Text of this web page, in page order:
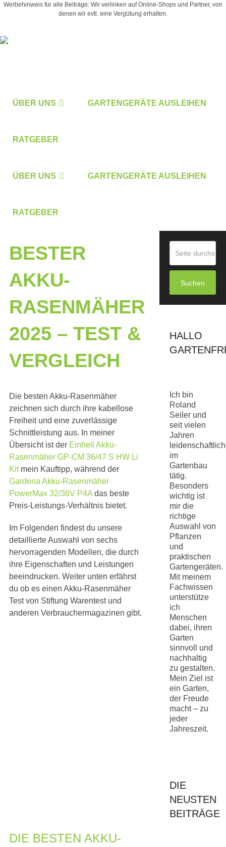
Werbehinweis für alle Beiträge: Wir verlinken auf Online-Shops und Partner, von
denen wir evtl. eine Vergütung erhalten.
ÜBER UNS GARTENGERÄTE AUSLEIHEN
RATGEBER
ÜBER UNS GARTENGERÄTE AUSLEIHEN
RATGEBER
BESTER
AKKU-
RASENMÄHER
2025 – TEST &
VERGLEICH
Die besten Akku-Rasenmäher
zeichnen sich durch ihre kabellose
Freiheit und eine zuverlässige
Schnittleistung aus. In meiner
Übersicht ist der Einhell Akku-
Rasenmäher GP-CM 36/47 S HW Li
Kitmein Kauftipp, während der
Gardena Akku-Rasenmäher
PowerMax 32/36V P4Adas beste
Preis-Leistungs-Verhältnis bietet.
Im Folgenden findest du unsere
detaillierte Auswahl von sechs
hervorragenden Modellen, die durch
ihre Eigenschaften und Leistungen
beeindrucken. Weiter unten erfährst
du ob es einen Akku-Rasenmäher
Test von Stiftung Warentest und
anderen Verbrauchermagazinen gibt.
DIE BESTEN AKKU-
Suchen
HALLO
Ich bin
Roland
Seiler und
seit vielen
Jahren
leidenschaftlich
im
Gartenbau
tätig.
Besonders
wichtig ist
mir die
richtige
Auswahl von
Pflanzen
und
praktischen
Gartengeräten.
Mit meinem
Fachwissen
unterstütze
ich
Menschen
dabei, ihren
Garten
sinnvoll und
nachhaltig
zu gestalten.
Mein Ziel ist
ein Garten,
der Freude
macht – zu
jeder
Jahreszeit.
DIE
NEUSTEN
BEITRÄGE